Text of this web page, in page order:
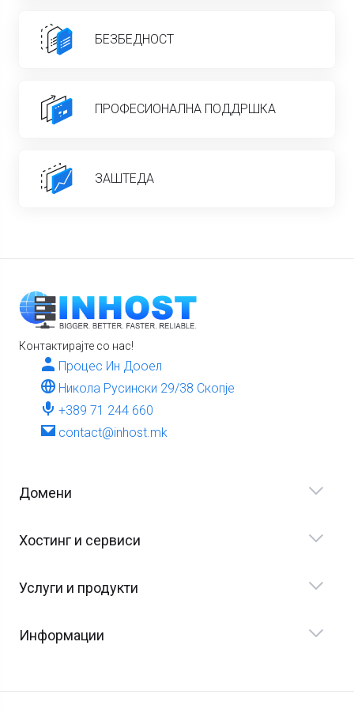
БЕЗБЕДНОСТ
ПРОФЕСИОНАЛНА ПОДДРШКА
ЗАШТЕДА
Контактирајте со нас!
Процес Ин Дооел
Никола Русински 29/38 Скопје
+389 71 244 660
contact@inhost.mk
Домени
Хостинг и сервиси
Услуги и продукти
Информации